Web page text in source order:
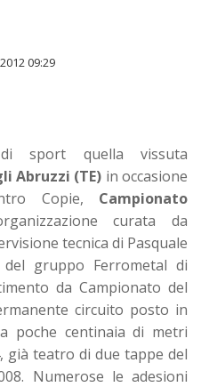
09:29
sport quella vissuta
Abruzzi (TE) in occasione
Copie, Campionato
curata da
tecnica di Pasquale
gruppo Ferrometal di
da Campionato del
circuito posto in
poche centinaia di metri
già teatro di due tappe del
Numerose le adesioni